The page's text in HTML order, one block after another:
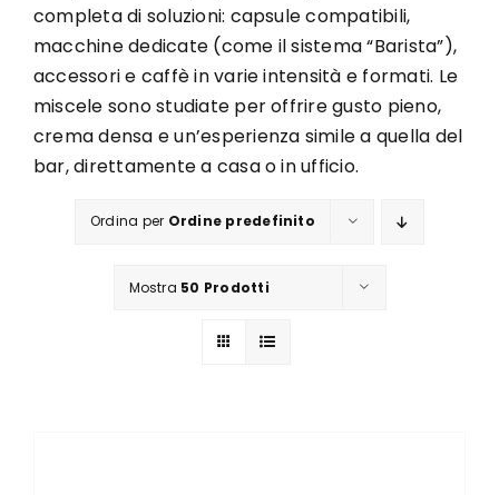
completa di soluzioni: capsule compatibili,
macchine dedicate (come il sistema “Barista”),
accessori e caffè in varie intensità e formati. Le
miscele sono studiate per offrire gusto pieno,
crema densa e un’esperienza simile a quella del
bar, direttamente a casa o in ufficio.
Ordina per Ordine predefinito
Mostra 50 Prodotti